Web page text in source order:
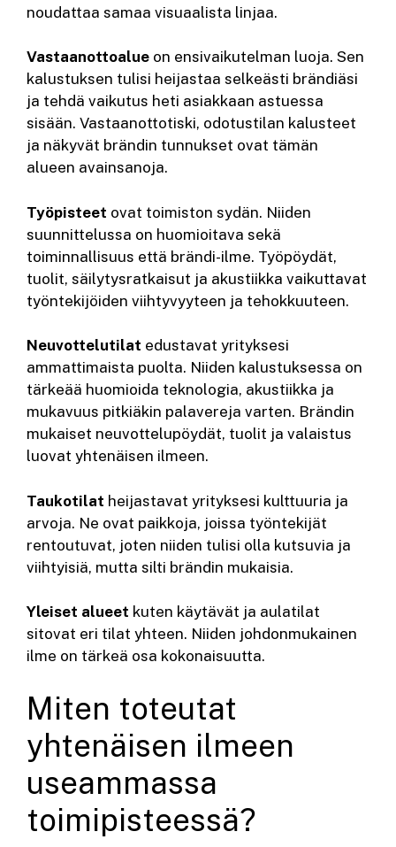
noudattaa samaa visuaalista linjaa.
Vastaanottoalue on ensivaikutelman luoja. Sen
kalustuksen tulisi heijastaa selkeästi brändiäsi
ja tehdä vaikutus heti asiakkaan astuessa
sisään. Vastaanottotiski, odotustilan kalusteet
ja näkyvät brändin tunnukset ovat tämän
alueen avainsanoja.
Työpisteet ovat toimiston sydän. Niiden
suunnittelussa on huomioitava sekä
toiminnallisuus että brändi-ilme. Työpöydät,
tuolit, säilytysratkaisut ja akustiikka vaikuttavat
työntekijöiden viihtyvyyteen ja tehokkuuteen.
Neuvottelutilat edustavat yrityksesi
ammattimaista puolta. Niiden kalustuksessa on
tärkeää huomioida teknologia, akustiikka ja
mukavuus pitkiäkin palavereja varten. Brändin
mukaiset neuvottelupöydät, tuolit ja valaistus
luovat yhtenäisen ilmeen.
Taukotilat heijastavat yrityksesi kulttuuria ja
arvoja. Ne ovat paikkoja, joissa työntekijät
rentoutuvat, joten niiden tulisi olla kutsuvia ja
viihtyisiä, mutta silti brändin mukaisia.
Yleiset alueet kuten käytävät ja aulatilat
sitovat eri tilat yhteen. Niiden johdonmukainen
ilme on tärkeä osa kokonaisuutta.
Miten toteutat
yhtenäisen ilmeen
useammassa
toimipisteessä?